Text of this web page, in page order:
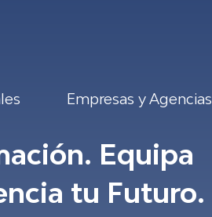
Empresas y Agencias
Equipa
tu Futuro.